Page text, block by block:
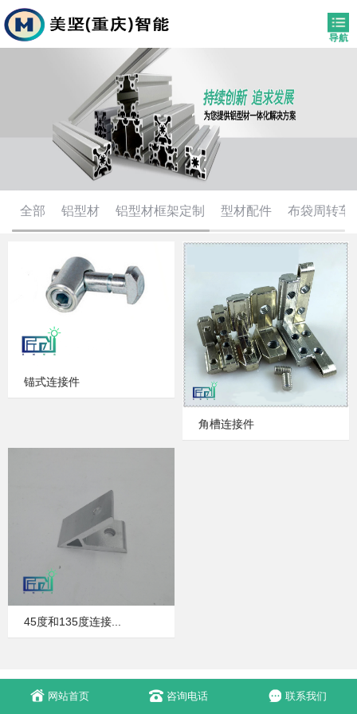
全部 铝型材 铝型材框架定制 型材配件 布袋周转车
锚式连接件
角槽连接件
45度和135度连接...
网站首页 咨询电话 联系我们